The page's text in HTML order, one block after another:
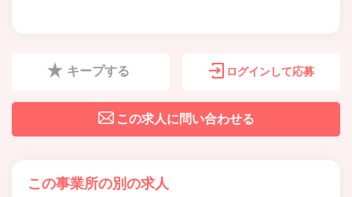
キープする ログインして応募
この求人に問い合わせる
この事業所の別の求人